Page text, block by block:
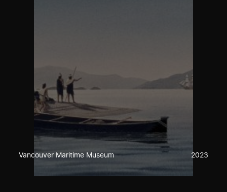
Vancouver Maritime Museum 2023